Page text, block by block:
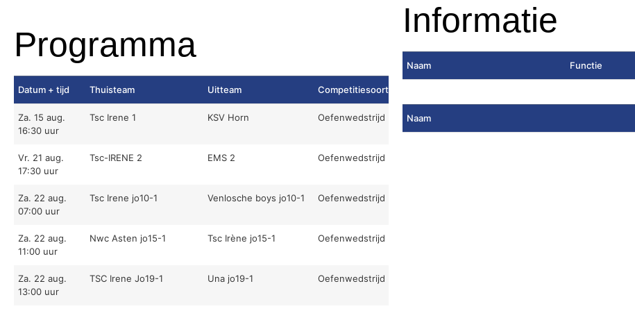
Programma
Datum + tijd Thuisteam Uitteam Competitiesoort
Za. 15 aug.
16:30 uur
Tsc Irene 1 KSV Horn Oefenwedstrijd
Vr. 21 aug.
17:30 uur
Tsc-IRENE 2 EMS 2 Oefenwedstrijd
Za. 22 aug.
07:00 uur
Tsc Irene jo10-1 Venlosche boys jo10-1 Oefenwedstrijd
Za. 22 aug.
11:00 uur
Nwc Asten jo15-1 Tsc Irène jo15-1 Oefenwedstrijd
Za. 22 aug.
13:00 uur
TSC Irene Jo19-1 Una jo19-1 Oefenwedstrijd
Informatie
Naam Functie
Naam